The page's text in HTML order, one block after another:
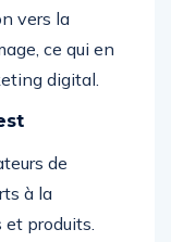
vers la
ce qui en
digital.
de
à la
et produits.